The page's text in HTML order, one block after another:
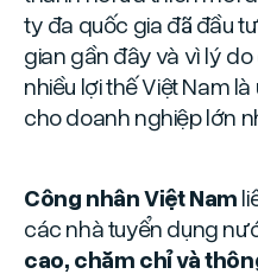
ty đa quốc gia đã đầu
gian gần đây và vì lý
nhiều lợi thế Việt Nam
cho doanh nghiệp lớn
Công nhân Việt Nam
các nhà tuyển dụng
cao, chăm chỉ và